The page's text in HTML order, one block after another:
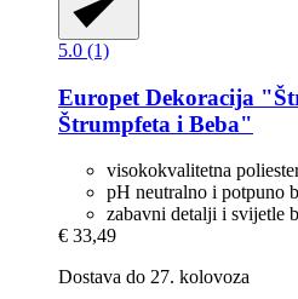
5.0 (1)
Europet Dekoracija
Štrumpfeta i Beba"
visokokvalitetna
pH neutralno i potpuno
zabavni detalji i svijetle
€ 33,49
Dostava do 27. kolovoza